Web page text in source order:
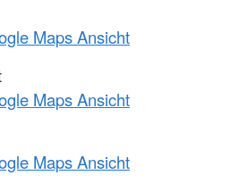
Maps Ansicht
Maps Ansicht
Maps Ansicht